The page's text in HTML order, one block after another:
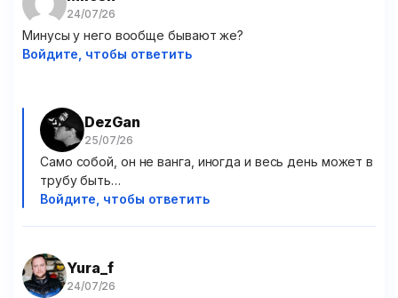
Минусы у него вообще бывают же?
Войдите, чтобы ответить
DezGan
Само собой, он не ванга, иногда и весь день может в
трубу быть…
Войдите, чтобы ответить
Yura_f